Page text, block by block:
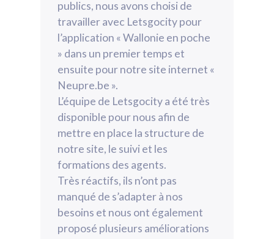
publics, nous avons choisi de
travailler avec Letsgocity pour
l’application « Wallonie en poche
» dans un premier temps et
ensuite pour notre site internet «
Neupre.be ».
L’équipe de Letsgocity a été très
disponible pour nous afin de
mettre en place la structure de
notre site, le suivi et les
formations des agents.
Très réactifs, ils n’ont pas
manqué de s’adapter à nos
besoins et nous ont également
proposé plusieurs améliorations